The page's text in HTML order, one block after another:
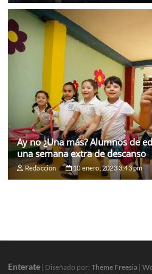
Ay no ¿Una más? Alumnos de
una semana extra de descanso
Redaccion 10 enero, 2023 3:43 pm
Enterate | Diseñado por:Theme Freesia |